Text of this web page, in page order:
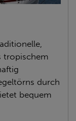
tropischem
durch
bequem